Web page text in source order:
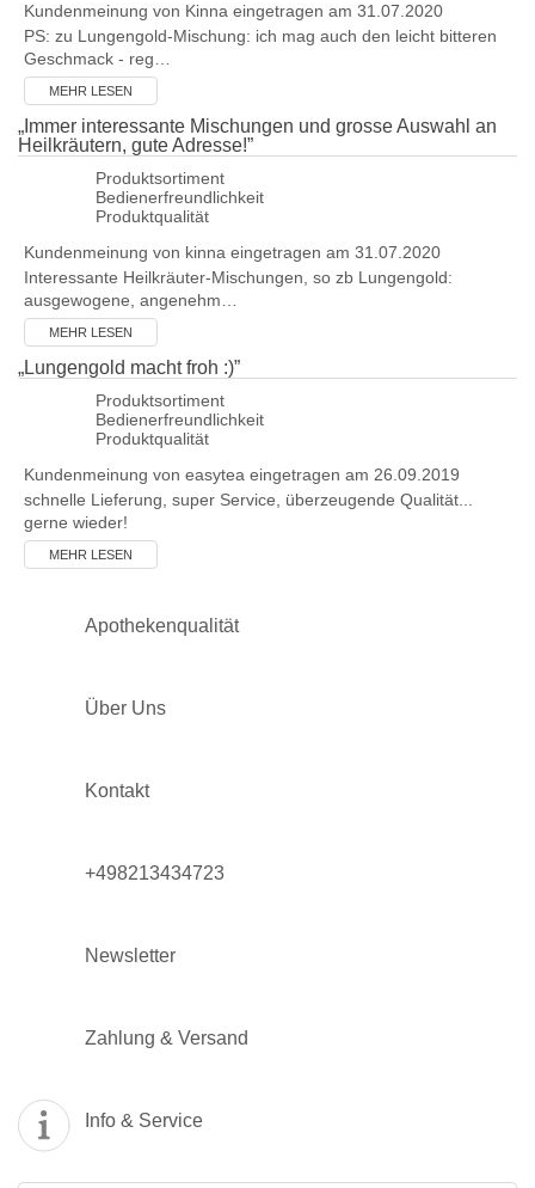
Kundenmeinung von Kinna eingetragen am 31.07.2020
PS: zu Lungengold-Mischung: ich mag auch den leicht bitteren
Geschmack - reg…
MEHR LESEN
„ Immer interessante Mischungen und grosse Auswahl an
Heilkräutern, gute Adresse!”
Produktsortiment
Bedienerfreundlichkeit
Produktqualität
Kundenmeinung von kinna eingetragen am 31.07.2020
Interessante Heilkräuter-Mischungen, so zb Lungengold:
ausgewogene, angenehm…
MEHR LESEN
„Lungengold macht froh :)”
Produktsortiment
Bedienerfreundlichkeit
Produktqualität
Kundenmeinung von easytea eingetragen am 26.09.2019
schnelle Lieferung, super Service, überzeugende Qualität...
gerne wieder!
MEHR LESEN
Apothekenqualität
Über Uns
Kontakt
+498213434723
Newsletter
Zahlung & Versand
Info & Service